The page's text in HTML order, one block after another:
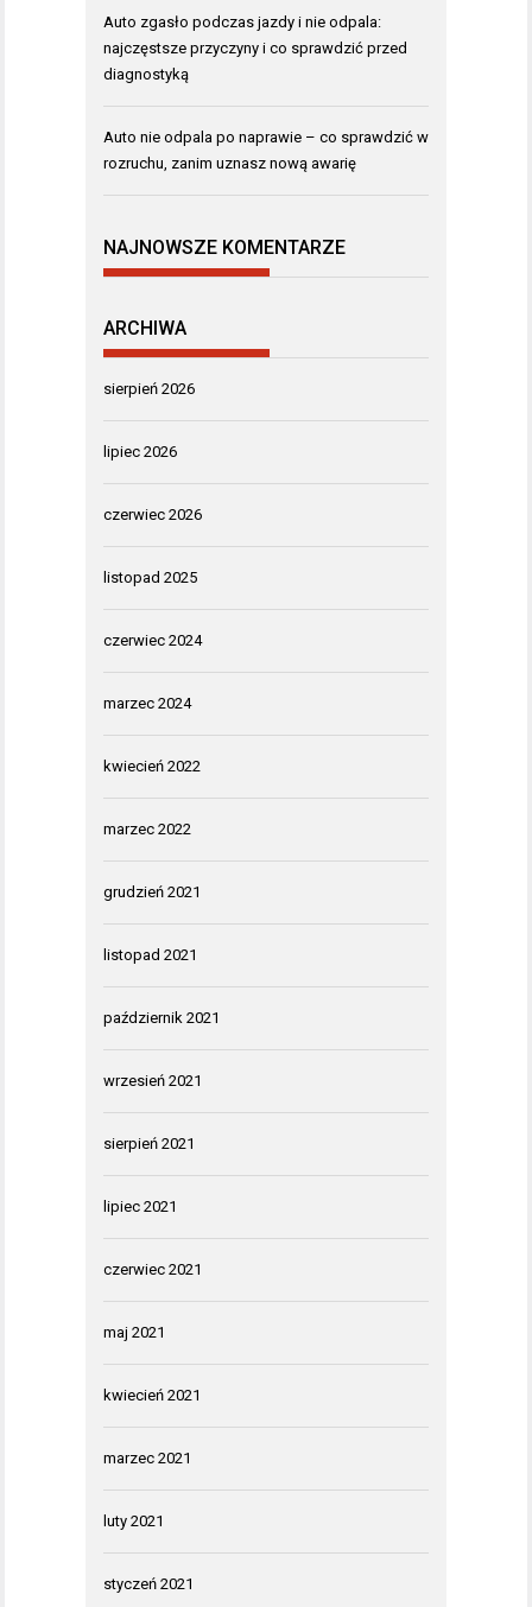
Auto zgasło podczas jazdy i nie odpala:
najczęstsze przyczyny i co sprawdzić przed
diagnostyką
Auto nie odpala po naprawie – co sprawdzić w
rozruchu, zanim uznasz nową awarię
NAJNOWSZE KOMENTARZE
ARCHIWA
sierpień 2026
lipiec 2026
czerwiec 2026
listopad 2025
czerwiec 2024
marzec 2024
kwiecień 2022
marzec 2022
grudzień 2021
listopad 2021
październik 2021
wrzesień 2021
sierpień 2021
lipiec 2021
czerwiec 2021
maj 2021
kwiecień 2021
marzec 2021
luty 2021
styczeń 2021